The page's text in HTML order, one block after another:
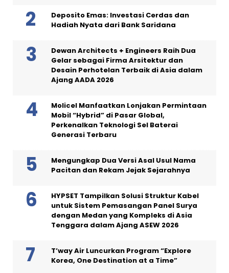
Deposito Emas: Investasi Cerdas dan
Hadiah Nyata dari Bank Saridana
Dewan Architects + Engineers Raih Dua
Gelar sebagai Firma Arsitektur dan
Desain Perhotelan Terbaik di Asia dalam
Ajang AADA 2026
Molicel Manfaatkan Lonjakan Permintaan
Mobil “Hybrid” di Pasar Global,
Perkenalkan Teknologi Sel Baterai
Generasi Terbaru
Mengungkap Dua Versi Asal Usul Nama
Pacitan dan Rekam Jejak Sejarahnya
HYPSET Tampilkan Solusi Struktur Kabel
untuk Sistem Pemasangan Panel Surya
dengan Medan yang Kompleks di Asia
Tenggara dalam Ajang ASEW 2026
T’way Air Luncurkan Program “Explore
Korea, One Destination at a Time”